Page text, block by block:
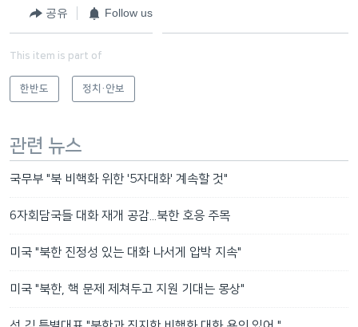
공유 Follow us
This item is part of
한반도 정치·안보
관련 뉴스
국무부 "북 비핵화 위한 '5자대화' 계속할 것"
6자회담국들 대화 재개 공감...북한 호응 주목
미국 "북한 진정성 있는 대화 나서게 압박 지속"
미국 "북한, 핵 문제 제쳐두고 지원 기대는 몽상"